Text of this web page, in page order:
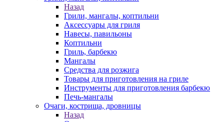
Назад
Грили, мангалы, коптильни
Аксессуары для гриля
Навесы, павильоны
Коптильни
Гриль, барбекю
Мангалы
Средства для розжига
Товары для приготовления на гриле
Инструменты для приготовления барбекю
Печь-мангалы
Очаги, кострища, дровницы
Назад